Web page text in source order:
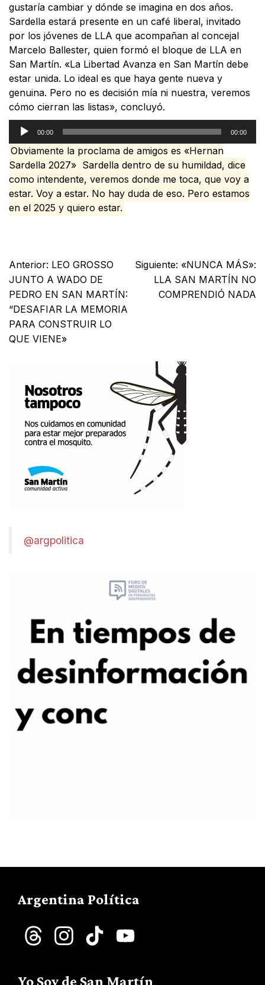
gustaría cambiar y dónde se imagina en dos años.
Sardella estará presente en un café liberal, invitado
por los jóvenes de LLA que acompañan al concejal
Marcelo Ballester, quien formó el bloque de LLA en
San Martín. «La Libertad Avanza en San Martín debe
estar unida. Lo ideal es que haya gente nueva y
genuina. Pero no es decisión mía ni nuestra, veremos
cómo cierran las listas», concluyó.
Reproductor
de
audio
00:00 00:00
Obviamente la proclama de amigos es «Hernan
Sardella 2027» Sardella dentro de su humildad, dice
como intendente, veremos donde me toca, que voy a
estar. Voy a estar. No hay duda de eso. Pero estamos
en el 2025 y quiero estar.
Anterior: LEO GROSSO
JUNTO A WADO DE
PEDRO EN SAN MARTÍN:
“DESAFIAR LA MEMORIA
PARA CONSTRUIR LO
QUE VIENE»
Siguiente: «NUNCA MÁS»:
LLA SAN MARTÍN NO
COMPRENDIÓ NADA
@argpolitica
Argentina Política
Threads InstagramTikTok
Yo Soy de San Martín